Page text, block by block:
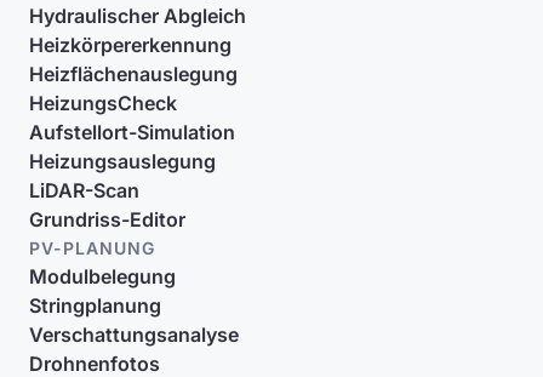
Hydraulischer Abgleich
Heizkörpererkennung
Heizflächenauslegung
HeizungsCheck
Aufstellort-Simulation
Heizungsauslegung
LiDAR-Scan
Grundriss-Editor
PV-PLANUNG
Modulbelegung
Stringplanung
Verschattungsanalyse
Drohnenfotos